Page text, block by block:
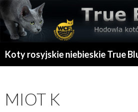
Koty rosyjskie niebieskie True
MIOT K